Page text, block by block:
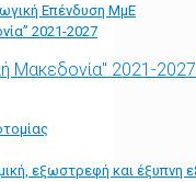
Επένδυση ΜμΕ
2021-2027
Μακεδονία" 2021-2027
εξωστρεφή και έξυπνη